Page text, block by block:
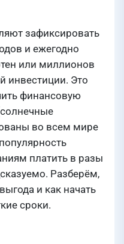
зафиксировать
и ежегодно
или миллионов
инвестиции. Это
финансовую
во всем мире
платить в разы
Разберём,
и как начать
сроки.